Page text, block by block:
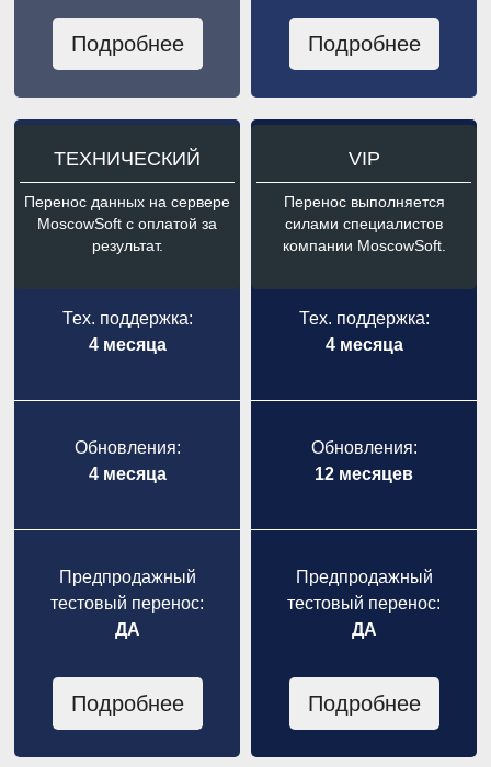
Подробнее Подробнее
ТЕХНИЧЕСКИЙ
Перенос данных на сервере
MoscowSoft с оплатой за
результат.
Тех. поддержка:
4 месяца
Обновления:
4 месяца
Предпродажный
тестовый перенос:
ДА
Подробнее
VIP
Перенос выполняется
силами специалистов
компании MoscowSoft.
Тех. поддержка:
4 месяца
Обновления:
12 месяцев
Предпродажный
тестовый перенос:
ДА
Подробнее